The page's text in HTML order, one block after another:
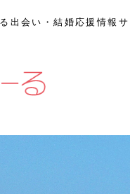
出会い・結婚応援情報サ